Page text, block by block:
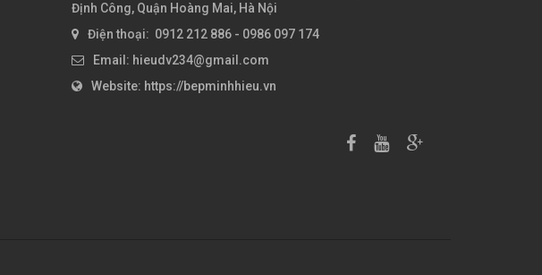
Định Công, Quận Hoàng Mai, Hà Nội
Điện thoại: 0912 212 886 - 0986 097 174
Email: hieudv234@gmail.com
Website: https://bepminhhieu.vn